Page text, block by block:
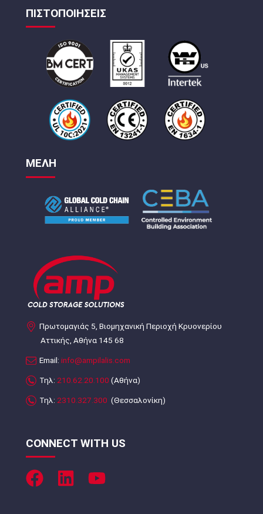
ΠΙΣΤΟΠΟΙΗΣΕΙΣ
ΜΕΛΗ
Πρωτομαγιάς 5, Βιομηχανική Περιοχή Κρυονερίου
Αττικής, Αθήνα 145 68
Email: info@ampilalis.com
Τηλ: 210.62.20.100 (Αθήνα)
Τηλ: 2310.327.300 (Θεσσαλονίκη)
CONNECT WITH US